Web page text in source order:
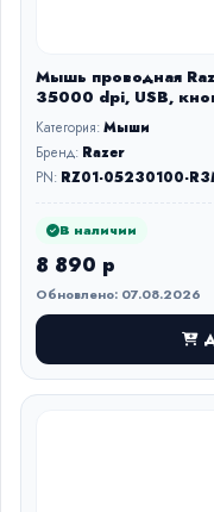
Мышь проводная
35000 dpi, USB,
Категория:Мыши
Бренд: Razer
PN: RZ01-05230100-
В наличии
8 890 р
Обновлено: 07.08.2026